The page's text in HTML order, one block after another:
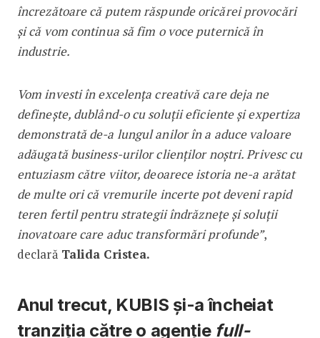
încrezătoare că putem răspunde oricărei provocări
și că vom continua să fim o voce puternică în
industrie.
Vom investi în excelența creativă care deja ne
definește, dublând-o cu soluții eficiente și expertiza
demonstrată de-a lungul anilor în a aduce valoare
adăugată business-urilor clienților noștri. Privesc cu
entuziasm către viitor, deoarece istoria ne-a arătat
de multe ori că vremurile incerte pot deveni rapid
teren fertil pentru strategii îndrăznețe și soluții
inovatoare care aduc transformări profunde”,
declară Talida Cristea.
Anul trecut, KUBIS și-a încheiat
tranziția către o agenție full-